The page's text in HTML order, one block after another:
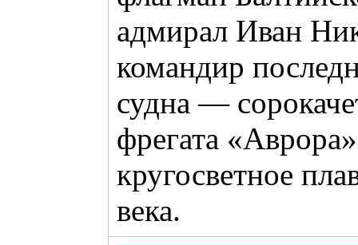
адмирал Иван
командир
судна —
фрегата
кругосветное
века.